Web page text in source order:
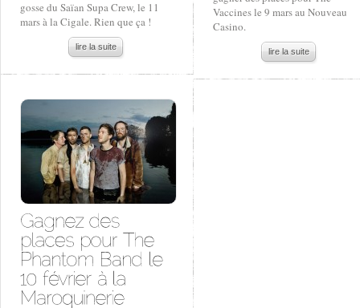
gosse du Saïan Supa Crew, le 11
mars à la Cigale. Rien que ça !
lire la suite
Vaccines le 9 mars au Nouveau
Casino.
lire la suite